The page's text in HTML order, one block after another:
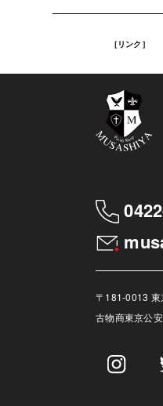
［リンク］
〒181-0013 東
古物商東京公